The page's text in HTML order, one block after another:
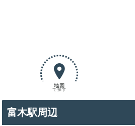
地図
で探す
富木駅周辺